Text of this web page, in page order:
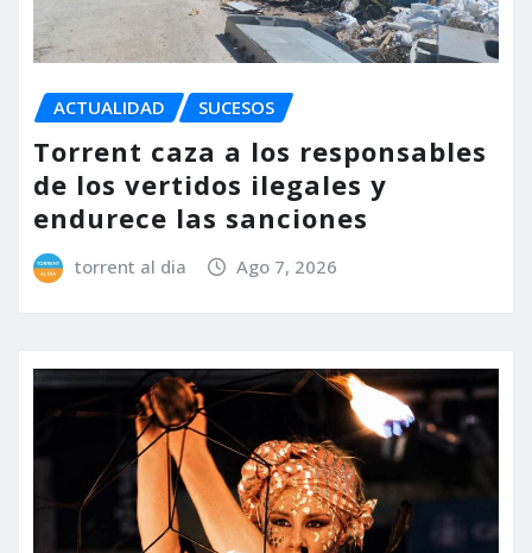
ACTUALIDAD SUCESOS
Torrent caza a los responsables
de los vertidos ilegales y
endurece las sanciones
torrent al dia Ago 7, 2026